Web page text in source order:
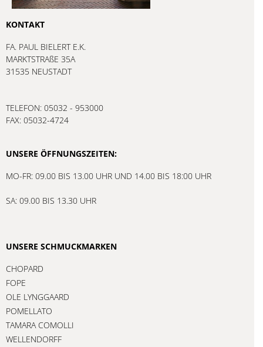
KONTAKT
FA. PAUL BIELERT E.K.
MARKTSTRAßE 35A
31535 NEUSTADT
TELEFON: 05032 - 953000
FAX: 05032-4724
UNSERE ÖFFNUNGSZEITEN:
MO-FR: 09.00 BIS 13.00 UHR UND 14.00 BIS 18:00 UHR
SA: 09.00 BIS 13.30 UHR
UNSERE SCHMUCKMARKEN
CHOPARD
FOPE
OLE LYNGGAARD
POMELLATO
TAMARA COMOLLI
WELLENDORFF